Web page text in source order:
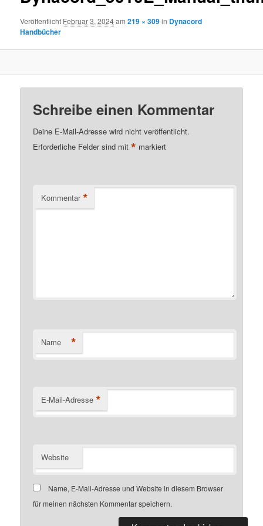
Veröffentlicht Februar 3, 2024am219 × 309in Dynacord
Handbücher
Schreibe einen Kommentar
Deine E-Mail-Adresse wird nicht veröffentlicht.
Erforderliche Felder sind mit* markiert
Kommentar *
Name *
E-Mail-Adresse *
Website
Name, E-Mail-Adresse und Website in diesem Browser
für meinen nächsten Kommentar speichern.